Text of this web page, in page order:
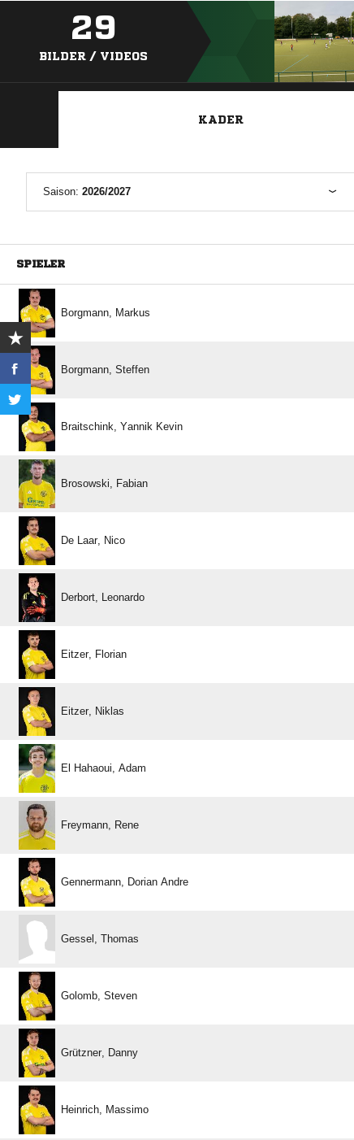
29
BILDER / VIDEOS
KADER
Saison: 2026/2027
SPIELER
 
 
  
 
  
 
 
 
  
 
  
 
 
 
 